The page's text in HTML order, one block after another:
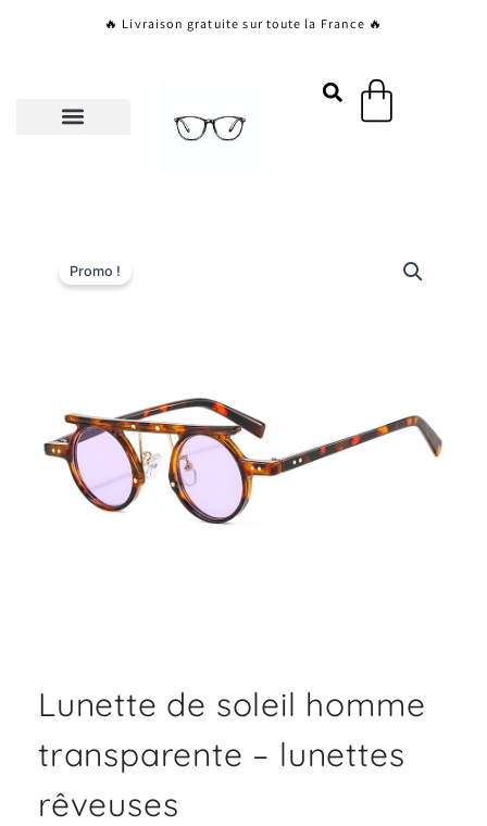
🔥 Livraison gratuite sur toute la France 🔥
Panier
Promo !
Lunette de soleil homme
transparente – lunettes
rêveuses